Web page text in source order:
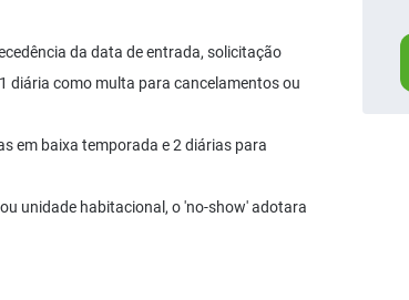
da data de entrada, solicitação
diária como multa para cancelamentos ou
em baixa temporada e 2 diárias para
unidade habitacional, o 'no-show' adotara